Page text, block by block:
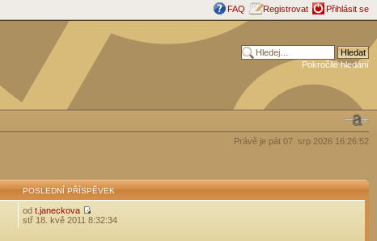
FAQ Registrovat Přihlásit se
Pokročilé hledání
Právě je pát 07. srp 2026 16:26:52
POSLEDNÍ PŘÍSPĚVEK
od t.janeckova
stř 18. kvě 2011 8:32:34